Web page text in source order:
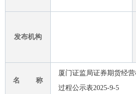
发布机构
名 称
厦门证监局证券期货经
过程公示表2025-9-5